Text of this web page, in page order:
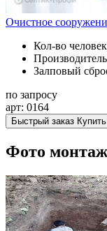
Очистное
Кол-во
Залповый
по запросу
арт: 0164
Быстрый заказ Купить
Фото